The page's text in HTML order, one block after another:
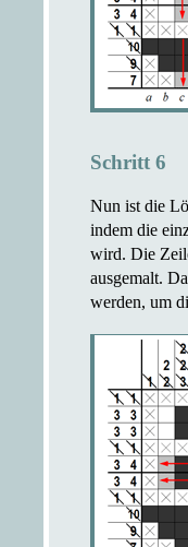
Schritt 6
Nun ist die
indem die
wird. Die
ausgemalt.
werden, um